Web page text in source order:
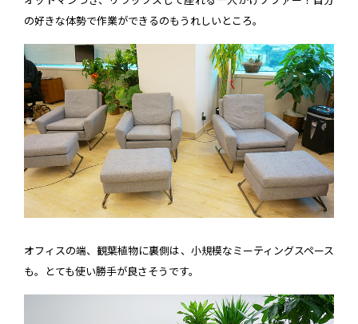
の好きな体勢で作業ができるのもうれしいところ。
オフィスの端、観葉植物に裏側は、小規模なミーティングスペース
も。とても使い勝手が良さそうです。